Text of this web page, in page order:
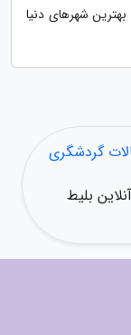
شهرهای دنیا
گردشگری
بلیط